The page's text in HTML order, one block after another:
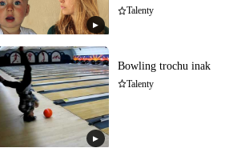
▶
Talenty
▶
Bowling trochu inak
Talenty